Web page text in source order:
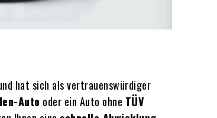
hat sich als vertrauenswürdiger
Auto oder ein Auto ohne TÜV